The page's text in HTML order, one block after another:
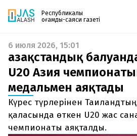
Республикалық
қоғамдық-саяси газеті
Жаңалықтар
Спорт
Live
Руханият
Аймақ
Архив
Заң және тәртіп
Газетке жазылу
PDF форматтағы газетті ай сайын
поштаңызға алып отырыңыз. Жаңа
шыққан сәтте сізге бірден
енгізіңіз, біз қалғанын өзіміз
6 июля 2026, 15:01
Қазақстандық
U20 Азия
медальмен аяқтады
Күрес түрлерінен
қаласында өткен U20 жас
чемпионаты аяқталды.